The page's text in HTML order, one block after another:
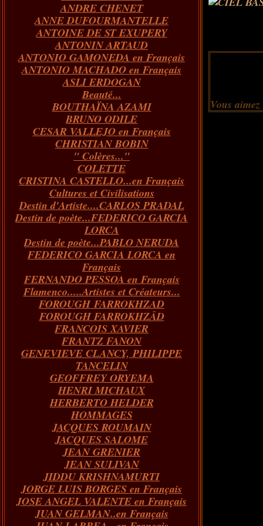
Janvier(60)
Février(68)
Janvier(86)
Mars(65)
Février(70)
Janvier(66)
Avril(76)
Mars(66)
Février(67)
Janvier(73)
Mai(82)
Avril(62)
Mars(66)
Février(55)
Janvier(43)
Juin(84)
Mai(89)
Avril(59)
Mars(73)
Février(54)
Janvier(51)
Juillet(72)
Juin(65)
Mai(97)
Avril(73)
Mars(100)
Février(146)
Janvier(124)
Août(40)
Juillet(31)
Juin(26)
ANDRE CHENET
ANNE DUFOURMANTELLE
ANTOINE DE ST EXUPERY
ANTONIN ARTAUD
ANTONIO GAMONEDA en Français
ANTONIO MACHADO en Français
ASLI ERDOGAN
Beauté...
BOUTHAÏNA AZAMI
BRUNO ODILE
CESAR VALLEJO en Français
CHRISTIAN BOBIN
" Colères..."
COLETTE
CRISTINA CASTELLO...en Français
Cultures et Civilisations
Destin d'Artiste....CARLOS PRADAL
Destin de poète...FEDERICO GARCIA
LORCA
Destin de poète...PABLO NERUDA
FEDERICO GARCIA LORCA en
Français
FERNANDO PESSOA en Français
Flamenco.....Artistes et Créateurs...
FOROUGH FARROKHZAD
FOROUGH FARROKHZÂD
FRANCOIS XAVIER
FRANTZ FANON
GENEVIEVE CLANCY, PHILIPPE
TANCELIN
GEOFFREY ORYEMA
HENRI MICHAUX
HERBERTO HELDER
HOMMAGES
JACQUES ROUMAIN
JACQUES SALOME
JEAN GRENIER
JEAN SULIVAN
JIDDU KRISHNAMURTI
JORGE LUIS BORGES en Français
JOSE ANGEL VALENTE en Français
JUAN GELMAN..en Français
Vous aimez